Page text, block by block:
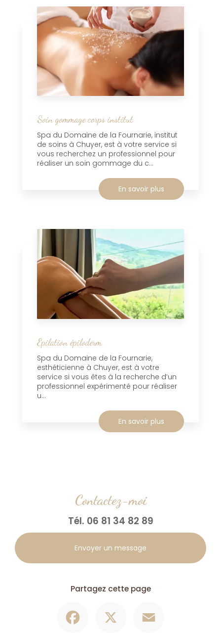
Soin gommage corps institut
Spa du Domaine de la Fournarie, institut
de soins à Chuyer, est à votre service si
vous recherchez un professionnel pour
réaliser un soin gommage du c...
En savoir plus
Epilation épiloderm
Spa du Domaine de la Fournarie,
esthéticienne à Chuyer, est à votre
service si vous êtes à la recherche d’un
professionnel expérimenté pour réaliser
u...
En savoir plus
Contactez-moi
Tél. 06 81 34 82 89
Envoyer un message
Partagez cette page